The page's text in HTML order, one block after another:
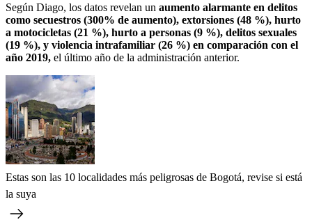
Según Diago, los datos revelan un aumento alarmante en delitos
como secuestros (300% de aumento), extorsiones (48 %), hurto
a motocicletas (21 %), hurto a personas (9 %), delitos sexuales
(19 %), y violencia intrafamiliar (26 %) en comparación con el
año 2019, el último año de la administración anterior.
Estas son las 10 localidades más peligrosas de Bogotá, revise si está
la suya